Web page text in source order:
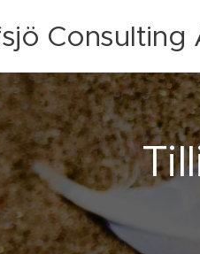
Consulting